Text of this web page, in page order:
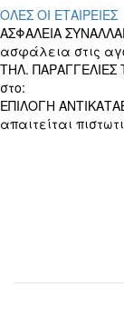
ΟΛΕΣ ΟΙ ΕΤΑΙΡΕΙΕΣ
ΑΣΦΑΛΕΙΑ
ασφάλεια στις
ΤΗΛ. ΠΑΡΑΓΓΕΛΙΕΣ
στο:
ΕΠΙΛΟΓΗ
απαιτείται